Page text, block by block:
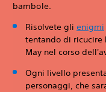
bambole.
Risolvete gli enigmi
tentando di ricucire
May nel corso
Ogni livello
personaggi, che